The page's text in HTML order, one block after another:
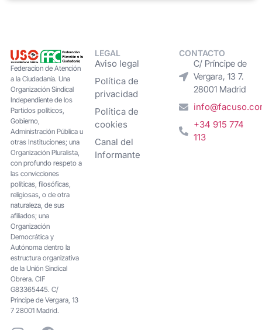
Federacion de Atención
a la Ciudadanía. Una
Organización Sindical
Independiente de los
Partidos políticos,
Gobierno,
Administración Pública u
otras Instituciones; una
Organización Pluralista,
con profundo respeto a
las convicciones
políticas, filosóficas,
religiosas, o de otra
naturaleza, de sus
afiliados; una
Organización
Democrática y
Autónoma dentro la
estructura organizativa
de la Unión Sindical
Obrera. CIF
G83365445. C/
Principe de Vergara, 13
7 28001 Madrid.
LEGAL
Aviso legal
Política de
privacidad
Política de
cookies
Canal del
Informante
CONTACTO
C/ Príncipe de
Vergara, 13 7.
28001 Madrid
+34 915 774
113